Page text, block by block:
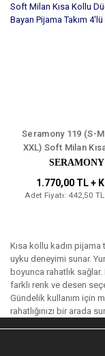
Seramony 119 (S-
XXL) Soft Milan
Düğmeli Bayan
SERAMONY
1.770,00 TL +
Adet Fiyatı: 442,50
Kısa kollu kadın pijama
uyku deneyimi sunar.
boyunca rahatlık
farklı renk ve desen
Gündelik kullanım için
rahatlığınızı bir arada